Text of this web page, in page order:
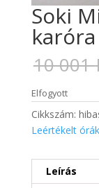
Soki
10 001
Elfogyott
Cikkszám:
Leértékelt órák
Leírás